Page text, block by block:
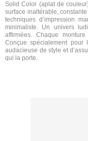
Solid Color (aplat de
surface inaltérable,
techniques d’impression
minimaliste. Un univers
affirmées. Chaque
Conçue spécialement pour
audacieuse de style et
qui la porte.